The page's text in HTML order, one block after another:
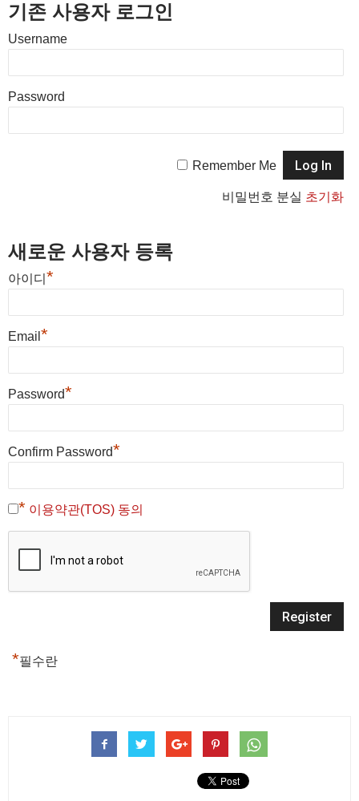
기존 사용자 로그인
Username
Password
Remember Me
비밀번호 분실 초기화
새로운 사용자 등록
아이디 *
Email *
Password*
Confirm Password*
* 이용약관(TOS) 동의
*필수란